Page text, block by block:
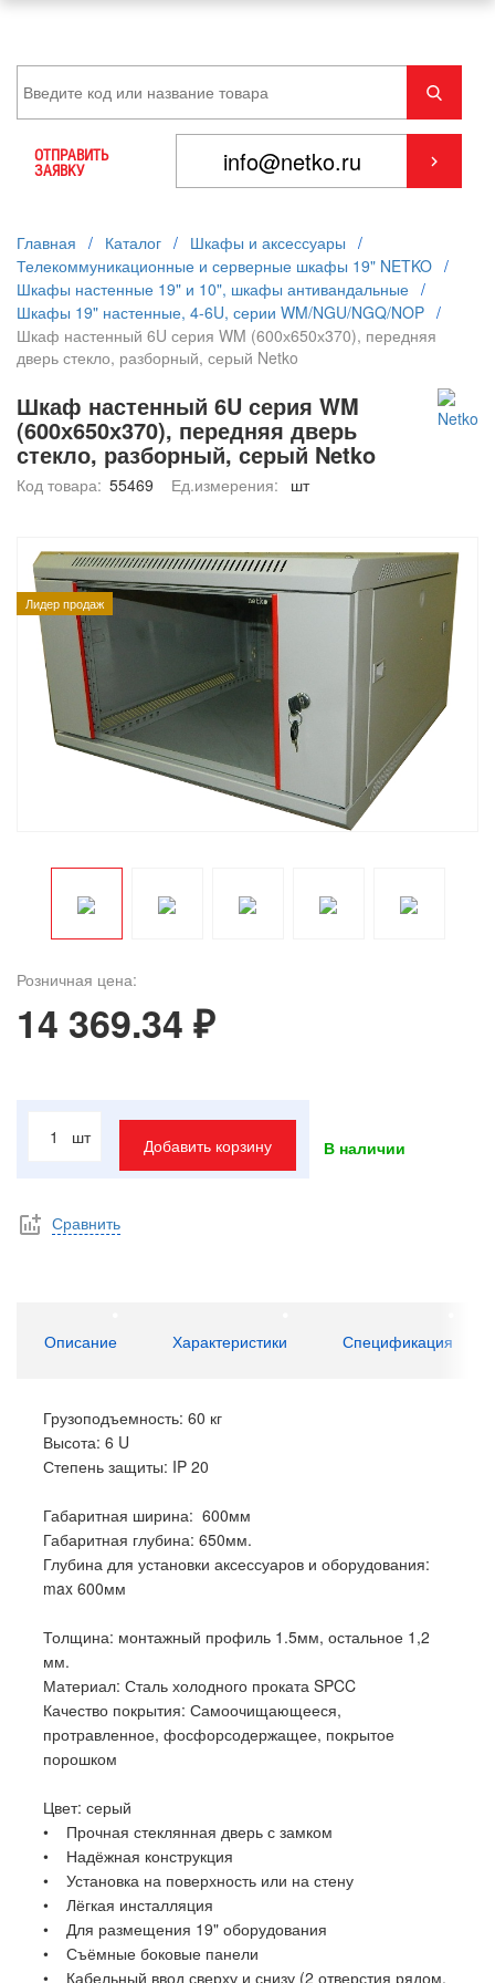
ОТПРАВИТЬ
ЗАЯВКУ
Главная / Каталог / Шкафы и аксессуары /
Телекоммуникационные и серверные шкафы 19" NETKO /
Шкафы настенные 19" и 10", шкафы антивандальные /
Шкафы 19" настенные, 4-6U, серии WM/NGU/NGQ/NOP /
Шкаф настенный 6U серия WM (600х650х370), передняя
дверь стекло, разборный, серый Netko
Шкаф настенный 6U серия WM
(600х650х370), передняя дверь
стекло, разборный, серый Netko
Код товара: 55469 Ед.измерения: шт
Лидер продаж
Розничная цена:
14 369.34 ₽
шт Добавить корзину В наличии
Сравнить
Описание Характеристики Спецификация
Грузоподъемность: 60 кг
Высота: 6 U
Степень защиты: IP 20
Габаритная ширина: 600мм
Габаритная глубина: 650мм.
Глубина для установки аксессуаров и оборудования:
max 600мм
Толщина: монтажный профиль 1.5мм, остальное 1,2
мм.
Материал: Сталь холодного проката SPCC
Качество покрытия: Самоочищающееся,
протравленное, фосфорсодержащее, покрытое
порошком
Цвет: серый
• Прочная стеклянная дверь с замком
• Надёжная конструкция
• Установка на поверхность или на стену
• Лёгкая инсталляция
• Для размещения 19" оборудования
• Съёмные боковые панели
• Кабельный ввод сверху и снизу (2 отверстия рядом,